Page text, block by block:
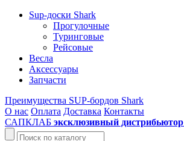
Sup-доски Shark
Прогулочные
Туринговые
Рейсовые
Весла
Аксессуары
Запчасти
Преимущества SUP-бордов Shark
О нас Оплата Доставка Контакты
САПКЛАБ эксклюзивный дистрибьютор